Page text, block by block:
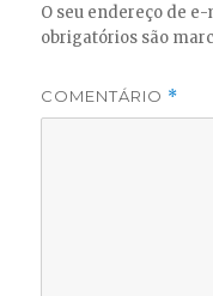
O seu endereço de
obrigatórios são
COMENTÁRIO *